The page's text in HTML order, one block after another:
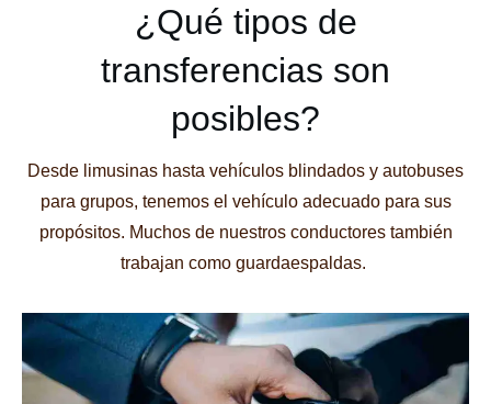
¿Qué tipos de
transferencias son
posibles?
Desde limusinas hasta vehículos blindados y autobuses
para grupos, tenemos el vehículo adecuado para sus
propósitos. Muchos de nuestros conductores también
trabajan como guardaespaldas.